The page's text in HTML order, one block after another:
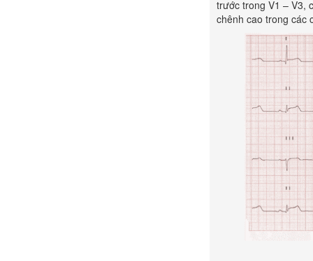
trước trong V1 – V3,
chênh cao trong các